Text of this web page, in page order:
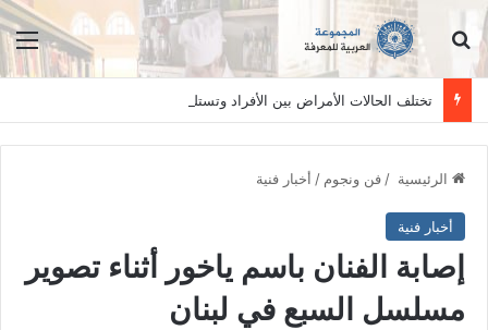
ابحث عن
الرئيسية /فن ونجوم / أخبار فنية
أخبار فنية
إصابة الفنان باسم ياخور أثناء تصوير
مسلسل السبع في لبنان